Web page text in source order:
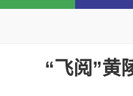
“飞阅”黄